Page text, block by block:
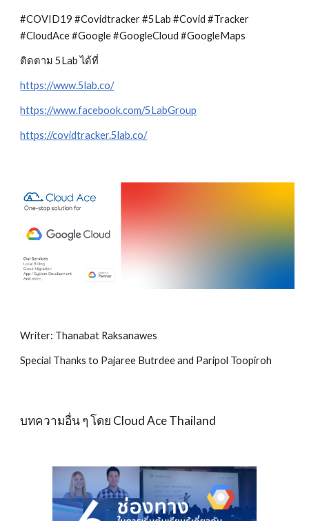
#COVID19 #Covidtracker #5Lab #Covid #Tracker
#CloudAce #Google #GoogleCloud #GoogleMaps
ติดตาม 5Lab ได้ที่
https://www.5lab.co/
https://www.facebook.com/5LabGroup
https://covidtracker.5lab.co/
Writer: Thanabat Raksanawes
Special Thanks to Pajaree Butrdee and Paripol Toopiroh
บทความอื่น ๆ โดย Cloud Ace Thailand